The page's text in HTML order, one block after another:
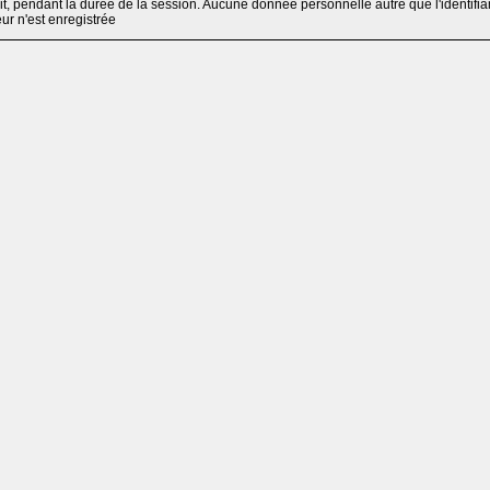
pendant la durée de la session. Aucune donnée personnelle autre que
n'est enregistrée